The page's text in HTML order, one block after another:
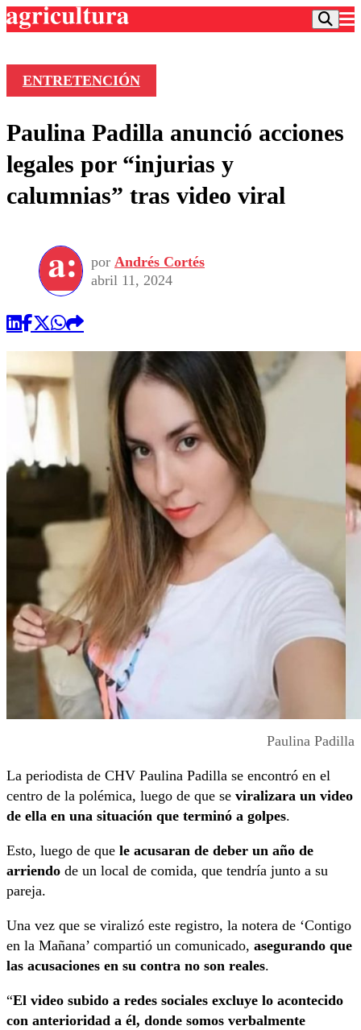
Frecuencias
Agricultura TV
Deportes
Colo Colo
Seleccion Chilena
Torneo Internacional
Universidad de Chile
Entretención
Economía
Internacional
Sustentabilidad
Publicaciones en medios
Opinión
ENTRETENCIÓN
Paulina Padilla anunció acciones
legales por “injurias y
calumnias” tras video viral
por Andrés Cortés
abril 11, 2024
Paulina Padilla
La periodista de CHV Paulina Padilla se encontró en el
centro de la polémica, luego de que se viralizara un video
de ella en una situación que terminó a golpes.
Esto, luego de que le acusaran de deber un año de
arriendo de un local de comida, que tendría junto a su
pareja.
Una vez que se viralizó este registro, la notera de ‘Contigo
en la Mañana’ compartió un comunicado, asegurando que
las acusaciones en su contra no son reales.
“El video subido a redes sociales excluye lo acontecido
con anterioridad a él, donde somos verbalmente